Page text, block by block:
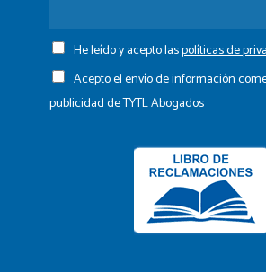
He leído y acepto laspolíticas de
Acepto el envío de información
publicidad de TYTL Abogados